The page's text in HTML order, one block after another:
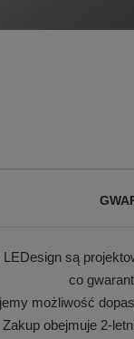
LEDesign są
co
możliwość
Zakup obejmuje 2-